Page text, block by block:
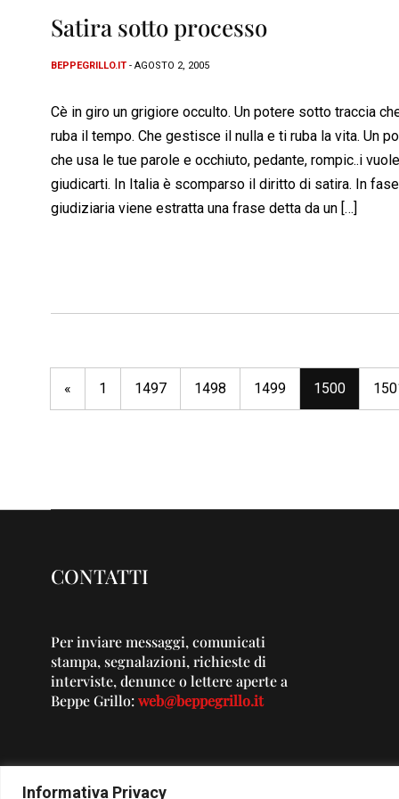
Informativa Privacy
Satira sotto processo
BEPPEGRILLO.IT - AGOSTO 2, 2005
Cè in giro un grigiore occulto. Un potere sotto traccia
ruba il tempo. Che gestisce il nulla e ti ruba la vita. Un
che usa le tue parole e occhiuto, pedante, rompic..i vuole
giudicarti. In Italia è scomparso il diritto di satira. In fase
giudiziaria viene estratta una frase detta da un […]
« 1 1497 1498 1499 1500
CONTATTI
Per inviare messaggi, comunicati
stampa, segnalazioni, richieste di
interviste, denunce o lettere aperte a
Beppe Grillo:web@beppegrillo.it